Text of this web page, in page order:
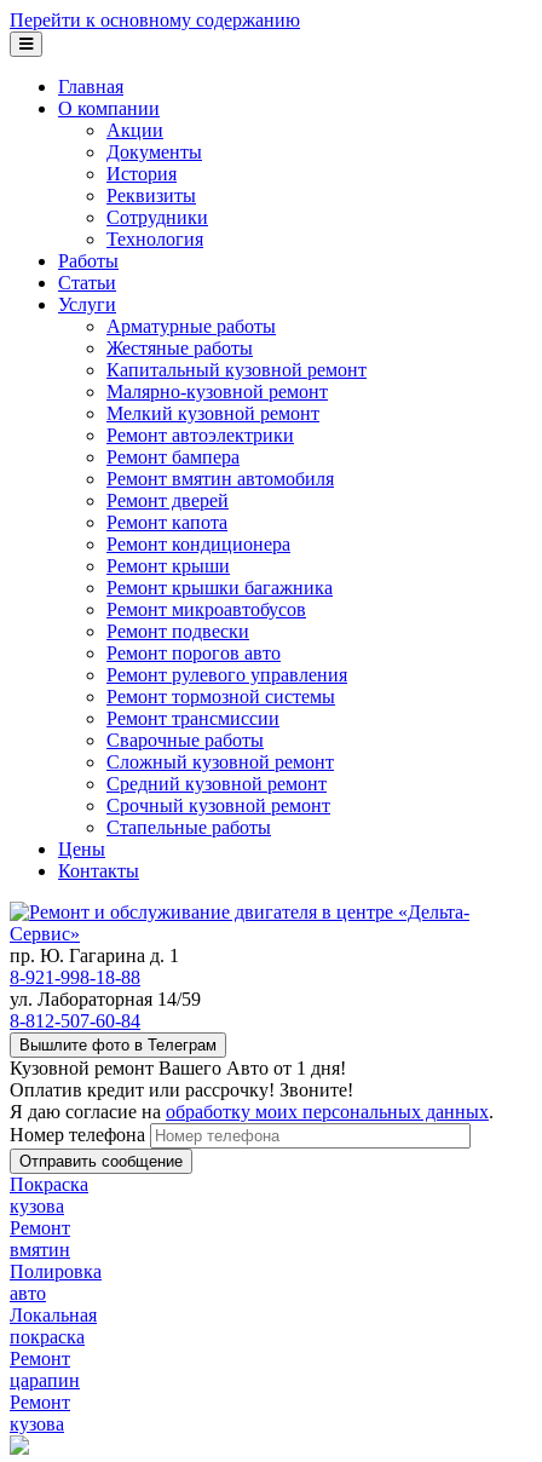
Перейти к основному содержанию
Главная
О компании
Акции
Документы
История
Реквизиты
Сотрудники
Технология
Работы
Статьи
Услуги
Арматурные работы
Жестяные работы
Капитальный кузовной ремонт
Малярно-кузовной ремонт
Мелкий кузовной ремонт
Ремонт автоэлектрики
Ремонт бампера
Ремонт вмятин автомобиля
Ремонт дверей
Ремонт капота
Ремонт кондиционера
Ремонт крыши
Ремонт крышки багажника
Ремонт микроавтобусов
Ремонт подвески
Ремонт порогов авто
Ремонт рулевого управления
Ремонт тормозной системы
Ремонт трансмиссии
Сварочные работы
Сложный кузовной ремонт
Средний кузовной ремонт
Срочный кузовной ремонт
Стапельные работы
Цены
Контакты
пр. Ю. Гагарина д. 1
8-921-998-18-88
ул. Лабораторная 14/59
8-812-507-60-84
Вышлите фото в Телеграм
Кузовной ремонт Вашего Авто от 1 дня!
Оплатив кредит или рассрочку! Звоните!
Я даю согласие на обработку моих персональных данных.
Номер телефона
Покраска
кузова
Ремонт
вмятин
Полировка
авто
Локальная
покраска
Ремонт
царапин
Ремонт
кузова